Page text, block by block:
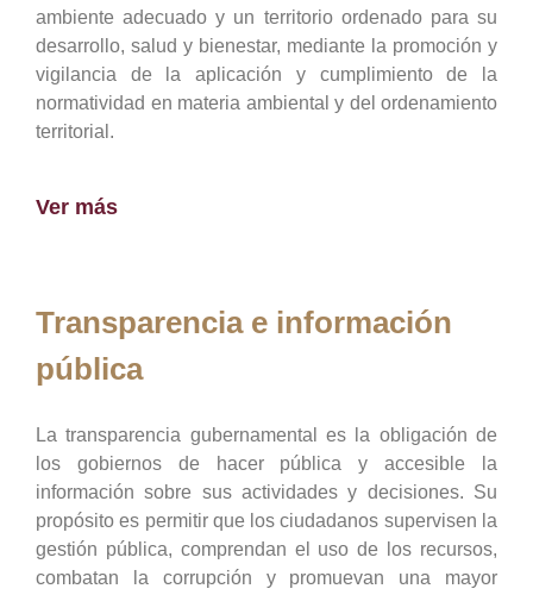
ambiente adecuado y un territorio ordenado para su
desarrollo, salud y bienestar, mediante la promoción y
vigilancia de la aplicación y cumplimiento de la
normatividad en materia ambiental y del ordenamiento
territorial.
Ver más
Transparencia e información
pública
La transparencia gubernamental es la obligación de
los gobiernos de hacer pública y accesible la
información sobre sus actividades y decisiones. Su
propósito es permitir que los ciudadanos supervisen la
gestión pública, comprendan el uso de los recursos,
combatan la corrupción y promuevan una mayor